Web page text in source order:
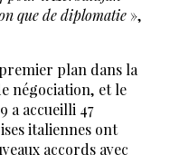
que de diplomatie»,
plan dans la
négociation, et le
a accueilli 47
italiennes ont
accords avec